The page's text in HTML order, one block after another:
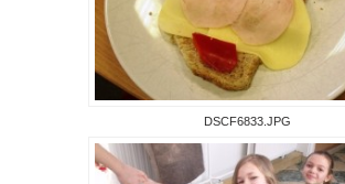
DSCF6833.JPG